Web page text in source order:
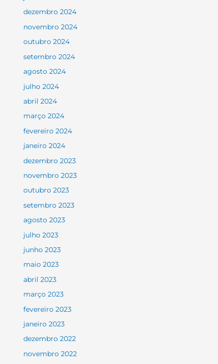
dezembro 2024
novembro 2024
outubro 2024
setembro 2024
agosto 2024
julho 2024
abril 2024
março 2024
fevereiro 2024
janeiro 2024
dezembro 2023
novembro 2023
outubro 2023
setembro 2023
agosto 2023
julho 2023
junho 2023
maio 2023
abril 2023
março 2023
fevereiro 2023
janeiro 2023
dezembro 2022
novembro 2022